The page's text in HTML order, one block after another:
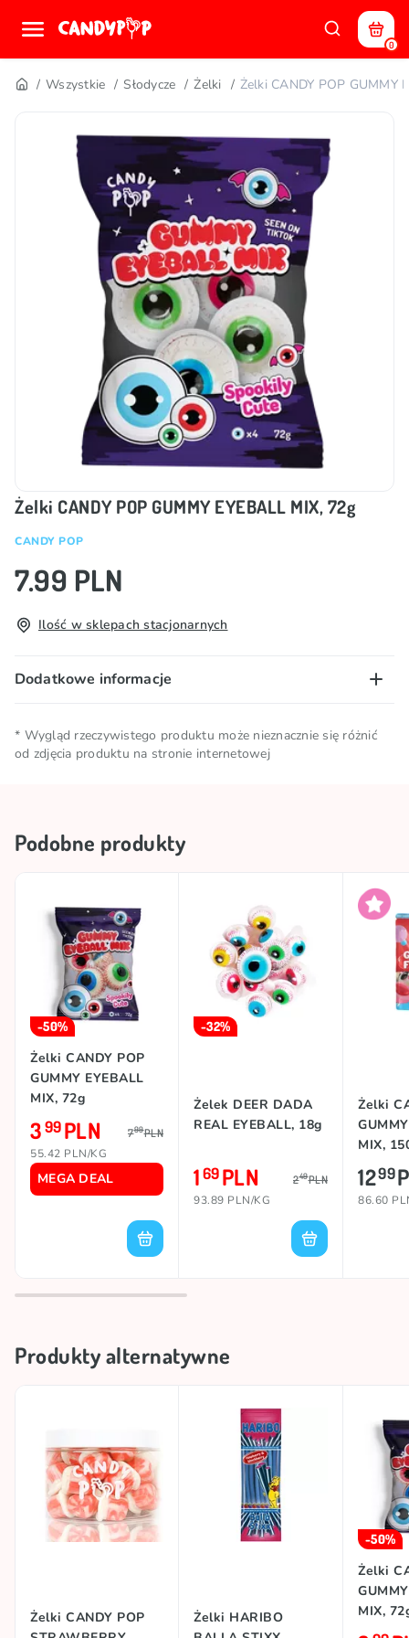
0
Wszystkie Słodycze Żelki Żelki CANDY POP GUMMY
Żelki CANDY POP GUMMY EYEBALL MIX, 72g
CANDY POP
7.99 PLN
Ilość w sklepach stacjonarnych
Dodatkowe informacje
Warunki
przechowywania
Przechowywać w chłodnym i
suchym miejscu
* Wygląd rzeczywistego produktu może nieznacznie się różnić
od zdjęcia produktu na stronie internetowej
Podobne produkty
-50%
MEGA DEAL
Żelki CANDY POP
GUMMY EYEBALL
MIX, 72g
399PLN 799PLN
55.42 PLN/KG
-32%
Żelek DEER DADA
REAL EYEBALL, 18g
169PLN 249PLN
93.89 PLN/KG
Żelki
MIX,
1299
86.60
Produkty alternatywne
Żelki CANDY POP
Żelki HARIBO
-50%
Żelki
MIX,